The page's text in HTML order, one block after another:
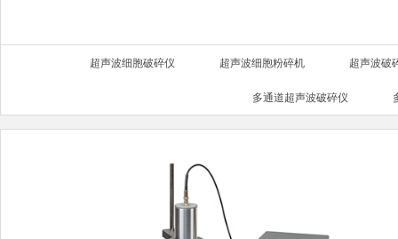
超声波细胞破碎仪 超声波细胞粉碎机 超声波破
多通道超声波破碎仪